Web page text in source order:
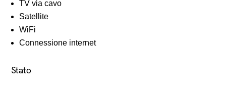
TV via cavo
Satellite
WiFi
Connessione internet
Stato